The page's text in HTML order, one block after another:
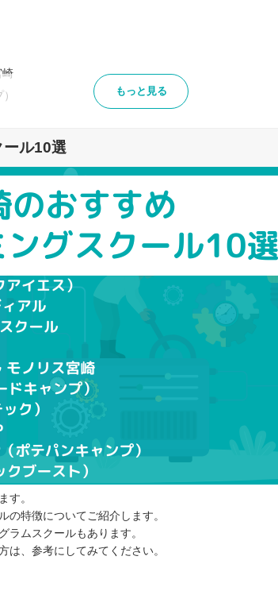
崎
か
できるか
どちらか
意されているか
ト
く学べる
る
に付く
もっと見る
ル10選
す。
の特徴についてご紹介します。
ラムスクールもあります。
は、参考にしてみてください。